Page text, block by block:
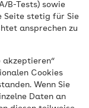
B-Tests) sowie
Seite stetig für Sie
ansprechen zu
akzeptieren“
Cookies
Wenn Sie
Daten an
ab
d)